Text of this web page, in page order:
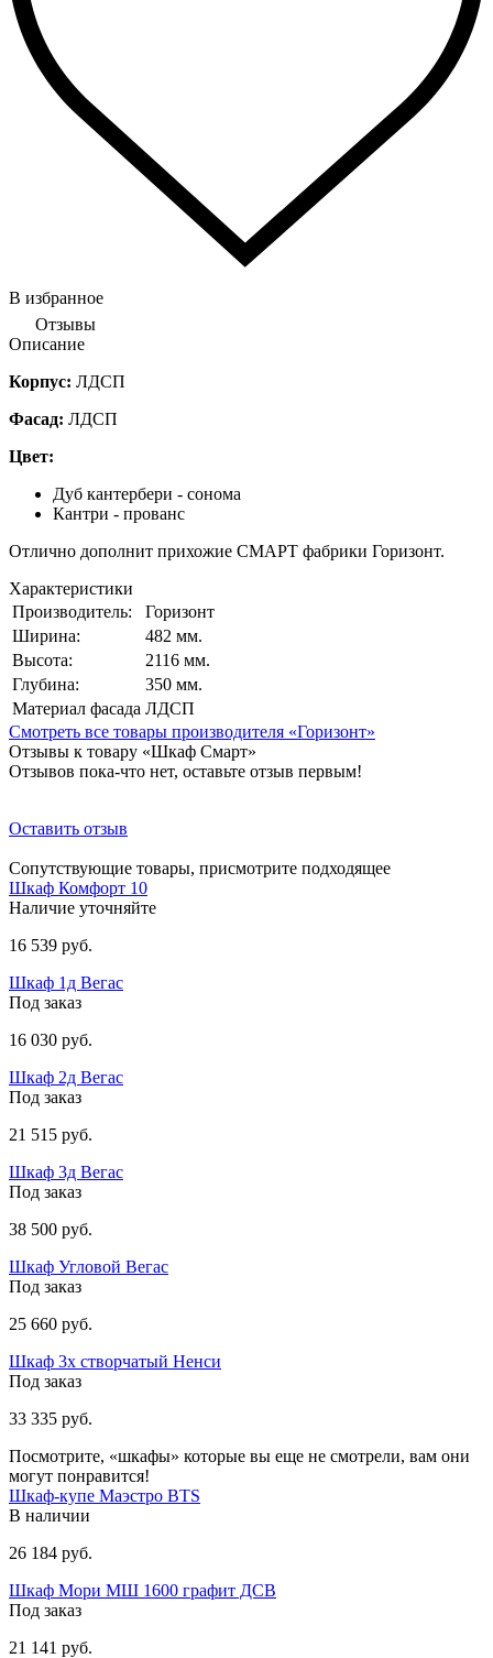
В избранное
Отзывы
Описание
Корпус: ЛДСП
Фасад: ЛДСП
Цвет:
Дуб кантербери - сонома
Кантри - прованс
Отлично дополнит прихожие СМАРТ фабрики Горизонт.
Характеристики
Производитель:
Горизонт
Ширина:
482 мм.
Высота:
2116 мм.
Глубина:
350 мм.
Материал фасада ЛДСП
Смотреть все товары производителя «Горизонт»
Отзывы к товару «Шкаф Смарт»
Отзывов пока-что нет, оставьте отзыв первым!
Оставить отзыв
Сопутствующие товары, присмотрите подходящее
Шкаф Комфорт 10
Наличие уточняйте
16 539 руб.
Шкаф 1д Вегас
Под заказ
16 030 руб.
Шкаф 2д Вегас
Под заказ
21 515 руб.
Шкаф 3д Вегас
Под заказ
38 500 руб.
Шкаф Угловой Вегас
Под заказ
25 660 руб.
Шкаф 3х створчатый Ненси
Под заказ
33 335 руб.
Посмотрите, «шкафы» которые вы еще не смотрели, вам они
могут понравится!
Шкаф-купе Маэстро BTS
В наличии
26 184 руб.
Шкаф Мори МШ 1600 графит ДСВ
Под заказ
21 141 руб.